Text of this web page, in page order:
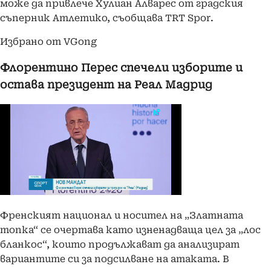
може да привлече Хулиан Алварес от градския
съперник Атлетико, съобщава TRT Spor.
Избрано от VGong
Флорентино Перес спечели изборите и
остава президент на Реал Мадрид
Френският национал и носител на „Златната
топка“ се очертава като изненадваща цел за „лос
бланкос“, които продължават да анализират
вариантите си за подсилване на атаката. В